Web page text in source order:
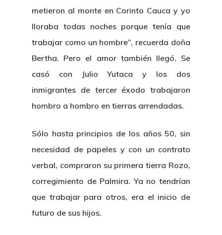
metieron al monte en Corinto Cauca y yo
lloraba todas noches porque tenía que
trabajar como un hombre”, recuerda doña
Bertha. Pero el amor también llegó. Se
casó con Julio Yutaca y los dos
inmigrantes de tercer éxodo trabajaron
hombro a hombro en tierras arrendadas.
Sólo hasta principios de los años 50, sin
necesidad de papeles y con un contrato
verbal, compraron su primera tierra Rozo,
corregimiento de Palmira. Ya no tendrían
que trabajar para otros, era el inicio de
futuro de sus hijos.